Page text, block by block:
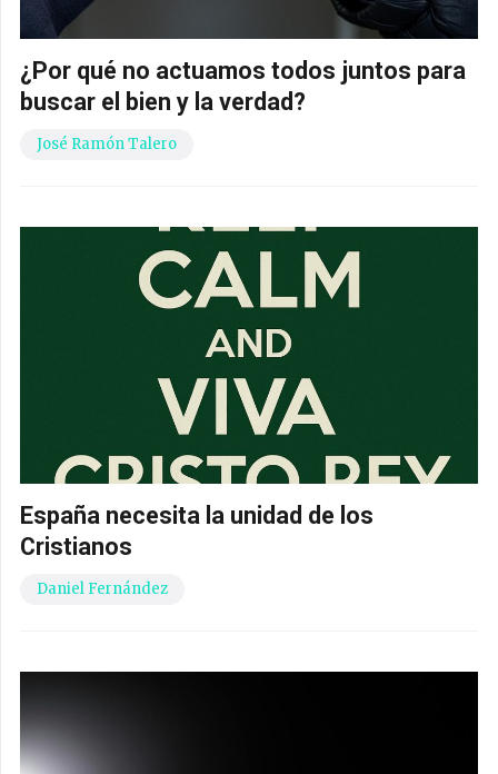
¿Por qué no actuamos todos juntos para
buscar el bien y la verdad?
José Ramón Talero
España necesita la unidad de los
Cristianos
Daniel Fernández